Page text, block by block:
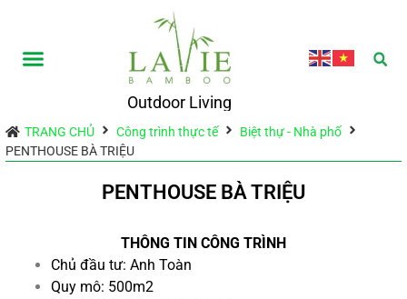
Outdoor Living
TRANG CHỦ Công trình thực tế
Biệt thự - Nhà phố
PENTHOUSE BÀ TRIỆU
PENTHOUSE BÀ TRIỆU
THÔNG TIN CÔNG TRÌNH
Chủ đầu tư: Anh Toàn
Quy mô: 500m2